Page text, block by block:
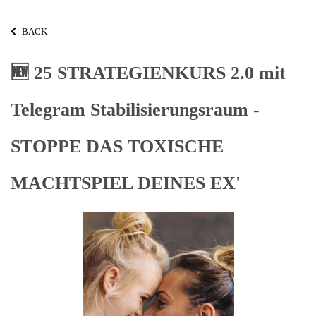
BACK
🆕 25 STRATEGIENKURS 2.0 mit
Telegram Stabilisierungsraum -
STOPPE DAS TOXISCHE
MACHTSPIEL DEINES EX'